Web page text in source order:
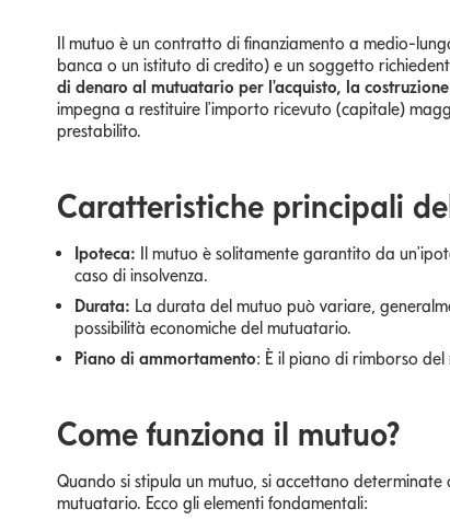
Il mutuo è un contratto di finanziamento a medio-
banca o un istituto di credito) e un soggetto
di denaro al mutuatario per l'acquisto, la
impegna a restituire l'importo ricevuto (capitale)
prestabilito.
Caratteristiche principali
Ipoteca: Il mutuo è solitamente garantito da
caso di insolvenza.
Durata: La durata del mutuo può variare,
possibilità economiche del mutuatario.
Piano di ammortamento: È il piano di rimborso
Come funziona il mutuo?
Quando si stipula un mutuo, si accettano
mutuatario. Ecco gli elementi fondamentali: